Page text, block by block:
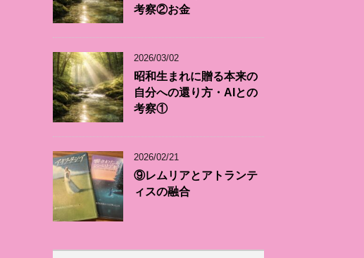
考察②お金
2026/03/02
昭和生まれに贈る本来の
自分への還り方・AIとの
考察①
2026/02/21
⑨レムリアとアトランテ
ィスの融合